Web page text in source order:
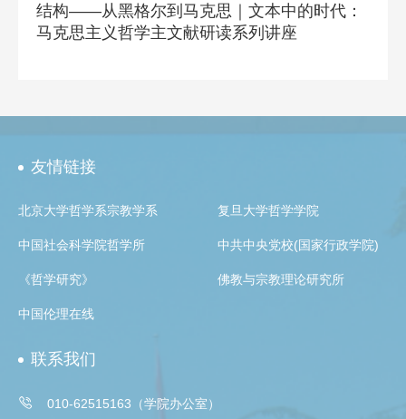
结构——从黑格尔到马克思｜文本中的时代：
马克思主义哲学主文献研读系列讲座
友情链接
北京大学哲学系宗教学系 复旦大学哲学学院
中国社会科学院哲学所 中共中央党校(国家行政学院)
《哲学研究》 佛教与宗教理论研究所
中国伦理在线
联系我们
 010-62515163（学院办公室）